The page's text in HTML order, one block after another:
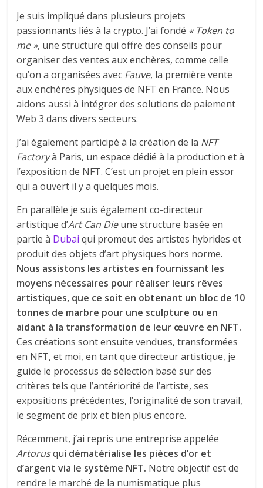
Je suis impliqué dans plusieurs projets
passionnants liés à la crypto. J’ai fondé « Token to
me », une structure qui offre des conseils pour
organiser des ventes aux enchères, comme celle
qu’on a organisées avec Fauve, la première vente
aux enchères physiques de NFT en France. Nous
aidons aussi à intégrer des solutions de paiement
Web 3 dans divers secteurs.
J’ai également participé à la création de la NFT
Factoryà Paris, un espace dédié à la production et à
l’exposition de NFT. C’est un projet en plein essor
qui a ouvert il y a quelques mois.
En parallèle je suis également co-directeur
artistique d’Art Can Dieune structure basée en
partie à Dubai qui promeut des artistes hybrides et
produit des objets d’art physiques hors norme.
Nous assistons les artistes en fournissant les
moyens nécessaires pour réaliser leurs rêves
artistiques, que ce soit en obtenant un bloc de 10
tonnes de marbre pour une sculpture ou en
aidant à la transformation de leur œuvre en NFT.
Ces créations sont ensuite vendues, transformées
en NFT, et moi, en tant que directeur artistique, je
guide le processus de sélection basé sur des
critères tels que l’antériorité de l’artiste, ses
expositions précédentes, l’originalité de son travail,
le segment de prix et bien plus encore.
Récemment, j’ai repris une entreprise appelée
Artorusqui dématérialise les pièces d’or et
d’argent via le système NFT. Notre objectif est de
rendre le marché de la numismatique plus